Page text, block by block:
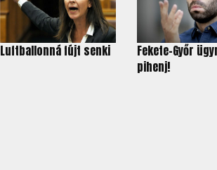
Luftballonná fújt senki
Fekete-Győr
pihenj!